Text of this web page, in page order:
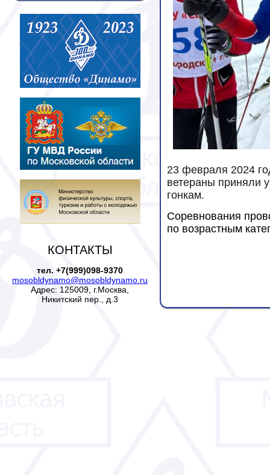
КОНТАКТЫ
тел. +7(999)098-9370
mosobldynamo@mosobldynamo.ru
Адрес: 125009, г.Москва,
Никитский пер., д.3
23 февраля 2024
ветераны приняли
гонкам.
Соревнования
по возрастным